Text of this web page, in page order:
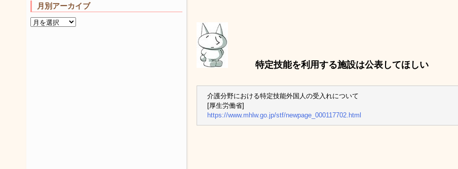
月別アーカイブ
特定技能を利用する施設は公表してほしい
介護分野における特定技能外国人の受入れについて
[厚生労働省]
https://www.mhlw.go.jp/stf/newpage_000117702.html